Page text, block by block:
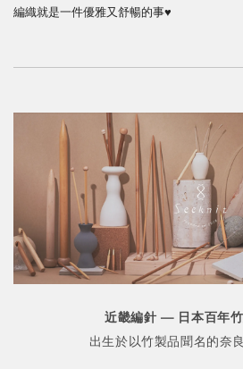
編織就是一件優雅又舒暢的事♥
近畿編針 — 日本百年
出生於以竹製品聞名的奈